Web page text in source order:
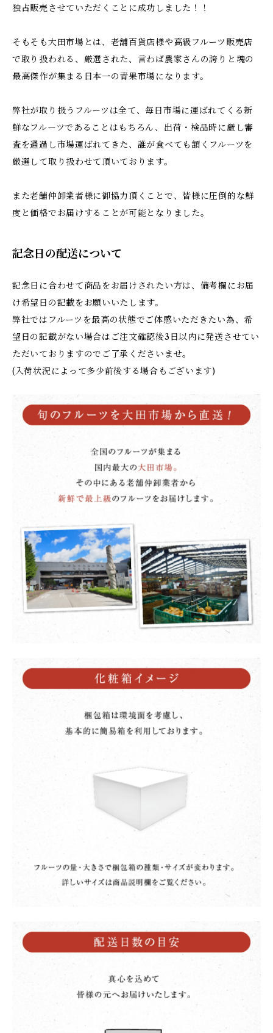
独占販売させていただくことに成功しました！！
そもそも大田市場とは、老舗百貨店様や高級フルーツ販売店
で取り扱われる、厳選された、言わば農家さんの誇りと魂の
最高傑作が集まる日本一の青果市場になります。
弊社が取り扱うフルーツは全て、毎日市場に運ばれてくる新
鮮なフルーツであることはもちろん、出荷・検品時に厳し審
査を通過し市場運ばれてきた、誰が食べても頷くフルーツを
厳選して取り扱わせて頂いております。
また老舗仲卸業者様に御協力頂くことで、皆様に圧倒的な鮮
度と価格でお届けすることが可能となりました。
記念日の配送について
記念日に合わせて商品をお届けされたい方は、備考欄にお届
け希望日の記載をお願いいたします。
弊社ではフルーツを最高の状態でご体感いただきたい為、希
望日の記載がない場合はご注文確認後3日以内に発送させてい
ただいておりますのでご了承くださいませ。
(入荷状況によって多少前後する場合もございます)